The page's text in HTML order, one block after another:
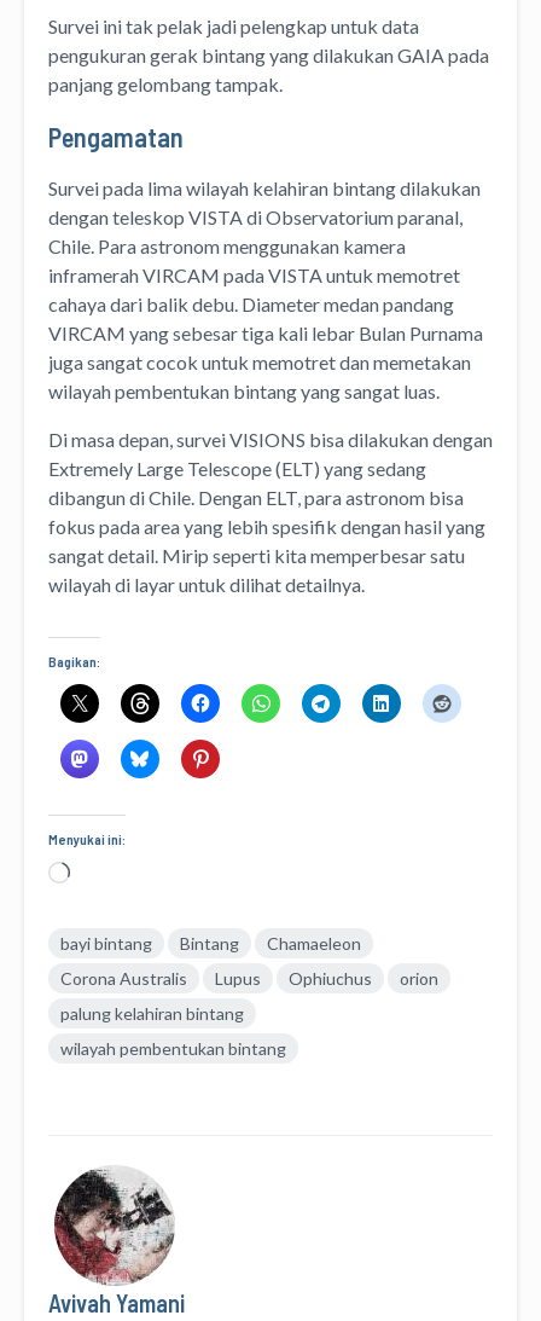
Survei ini tak pelak jadi pelengkap untuk data
pengukuran gerak bintang yang dilakukan GAIA pada
panjang gelombang tampak.
Pengamatan
Survei pada lima wilayah kelahiran bintang dilakukan
dengan teleskop VISTA di Observatorium paranal,
Chile. Para astronom menggunakan kamera
inframerah VIRCAM pada VISTA untuk memotret
cahaya dari balik debu. Diameter medan pandang
VIRCAM yang sebesar tiga kali lebar Bulan Purnama
juga sangat cocok untuk memotret dan memetakan
wilayah pembentukan bintang yang sangat luas.
Di masa depan, survei VISIONS bisa dilakukan dengan
Extremely Large Telescope (ELT) yang sedang
dibangun di Chile. Dengan ELT, para astronom bisa
fokus pada area yang lebih spesifik dengan hasil yang
sangat detail. Mirip seperti kita memperbesar satu
wilayah di layar untuk dilihat detailnya.
Bagikan:
Menyukai ini:
Memuat...
bayi bintang Bintang
Chamaeleon
Corona Australis
Lupus Ophiuchus
orion
palung kelahiran bintang
wilayah pembentukan bintang
Avivah Yamani